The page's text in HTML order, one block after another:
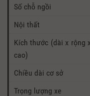
Số chỗ ngồi
Nội thất
Kích thước (dài x rộng x
cao)
Chiều dài cơ sở
Trọng lượng xe